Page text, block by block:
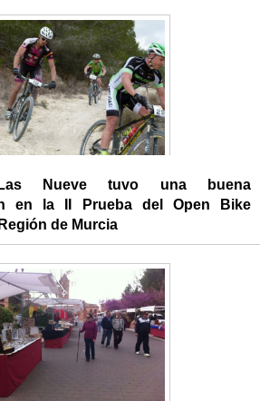
Nueve tuvo una buena
en la II Prueba del Open Bike
de Murcia